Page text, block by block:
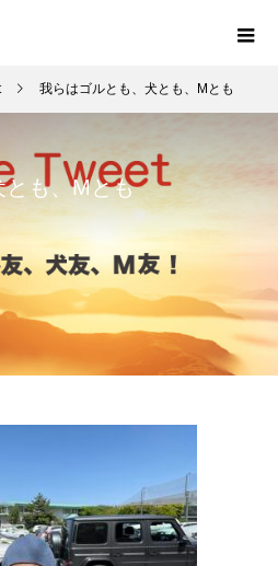
我らはゴルとも、犬とも、Mとも
も、Mとも